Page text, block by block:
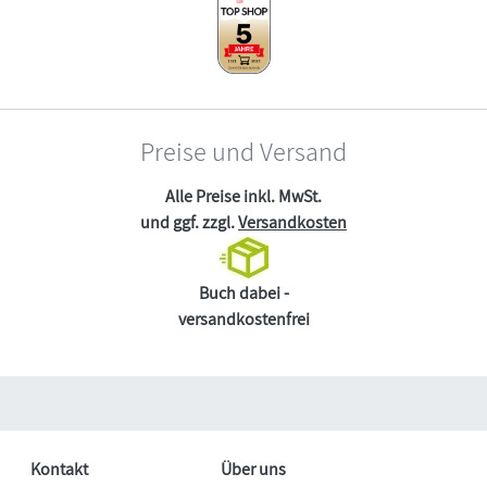
Preise und Versand
Alle Preise inkl. MwSt.
und ggf. zzgl.Versandkosten
Buch dabei -
versandkostenfrei
Kontakt Über uns